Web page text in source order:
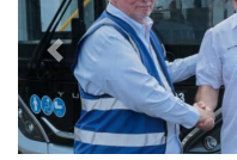
Previous